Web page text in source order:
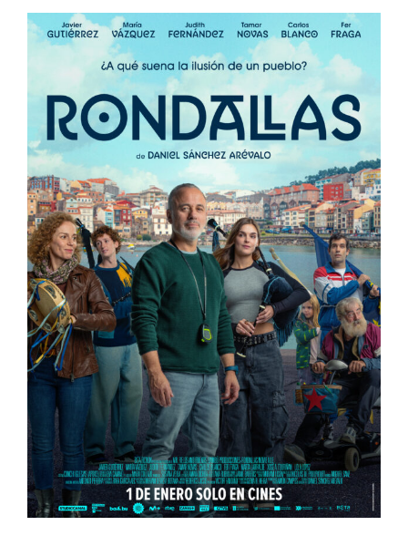
Rondallas (ACTUALIDAD)
España Muestra de Cine Español 2026